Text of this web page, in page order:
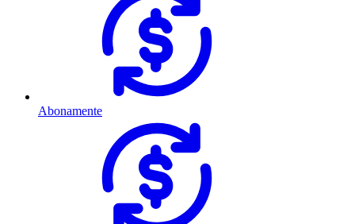
Abonamente